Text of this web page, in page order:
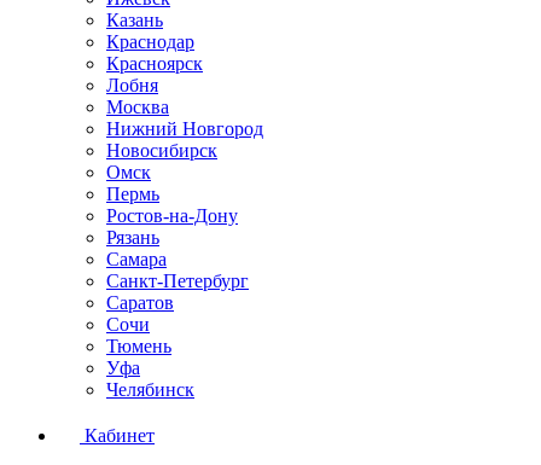
Казань
Краснодар
Красноярск
Лобня
Москва
Нижний Новгород
Новосибирск
Омск
Пермь
Ростов-на-Дону
Рязань
Самара
Санкт-Петербург
Саратов
Сочи
Тюмень
Уфа
Челябинск
Кабинет